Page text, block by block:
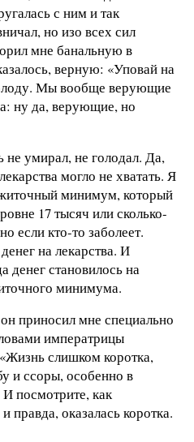
с ним и так
но изо всех сил
мне банальную в
верную: «Уповай на
Мы вообще верующие
ну да, верующие, но
не умирал, не голодал. Да,
могло не хватать. Я
минимум, который
17 тысяч или сколько-
если кто-то заболеет.
на лекарства. И
денег становилось на
минимума.
приносил мне специально
императрицы
слишком коротка,
и ссоры, особенно в
посмотрите, как
оказалась коротка.